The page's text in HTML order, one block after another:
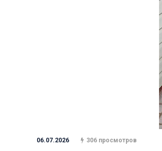
06.07.2026 306 просмотров